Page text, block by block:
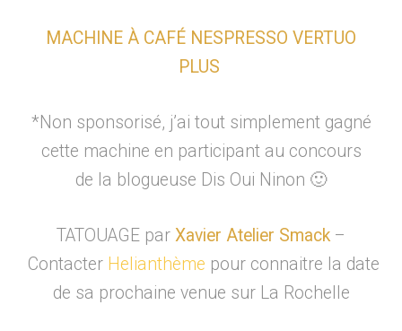
MACHINE À CAFÉ NESPRESSO VERTUO
PLUS
*Non sponsorisé, j’ai tout simplement gagné
cette machine en participant au concours
de la blogueuse Dis Oui Ninon 🙂
TATOUAGE par Xavier Atelier Smack –
Contacter Helianthème pour connaitre la date
de sa prochaine venue sur La Rochelle